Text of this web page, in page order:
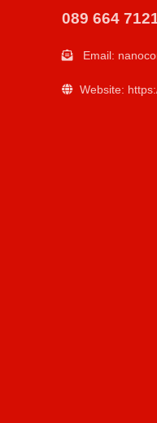
089 664
Email:
Website: